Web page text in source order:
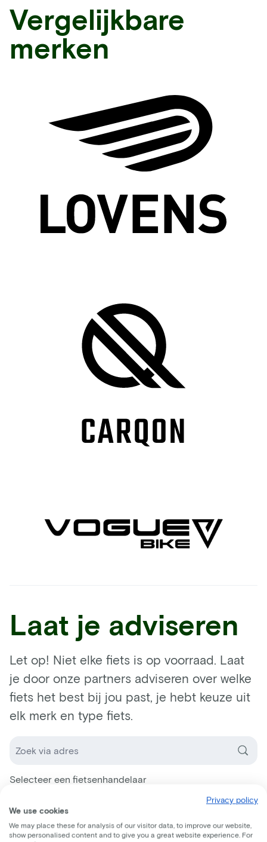
Vergelijkbare
merken
Laat je adviseren
Let op! Niet elke fiets is op voorraad. Laat
je door onze partners adviseren over welke
fiets het best bij jou past, je hebt keuze uit
elk merk en type fiets.
Selecteer een fietsenhandelaar
Privacy policy
We use cookies
We may place these for analysis of our visitor data, to improve our website,
show personalised content and to give you a great website experience. For